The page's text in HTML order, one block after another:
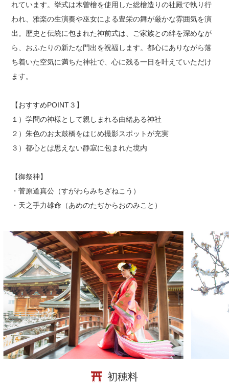
れています。挙式は木曽檜を使用した総檜造りの社殿で執り行
われ、雅楽の生演奏や巫女による豊栄の舞が厳かな雰囲気を演
出。歴史と伝統に包まれた神前式は、ご家族との絆を深めなが
ら、おふたりの新たな門出を祝福します。都心にありながら落
ち着いた空気に満ちた神社で、心に残る一日を叶えていただけ
ます。
【おすすめPOINT３】
１）学問の神様として親しまれる由緒ある神社
２）朱色のお太鼓橋をはじめ撮影スポットが充実
３）都心とは思えない静寂に包まれた境内
【御祭神】
・菅原道真公（すがわらみちざねこう）
・天之手力雄命（あめのたぢからおのみこと）
初穂料